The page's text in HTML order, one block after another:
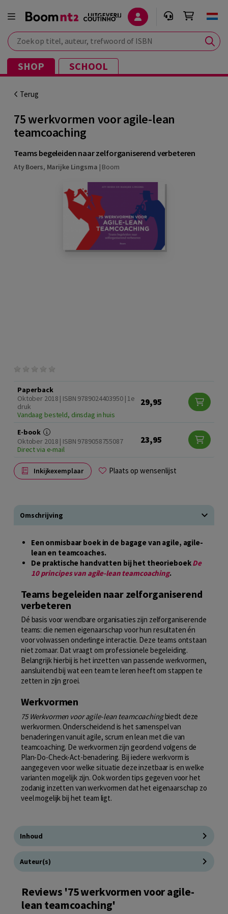
Zoek op titel, auteur, trefwoord of ISBN
SHOP SCHOOL
Terug
75 werkvormen voor agile-lean
teamcoaching
Teams begeleiden naar zelforganiserend verbeteren
Aty Boers, Marijke Lingsma | Boom
Paperback
Oktober 2018 | ISBN 9789024403950 | 1e
druk
Vandaag besteld, dinsdag in huis
29,95
E-book
Oktober 2018 | ISBN 9789058755087
Direct via e-mail
23,95
Inkijkexemplaar Plaats op wensenlijst
Omschrijving
Een onmisbaar boek in de bagage van agile, agile-
lean en teamcoaches.
De praktische handvatten bij het theorieboekDe
10 principes van agile-lean teamcoaching.
Teams begeleiden naar zelforganiserend
verbeteren
Dé basis voor wendbare organisaties zijn zelforganiserende
teams: die nemen eigenaarschap voor hun resultaten én
voor volwassen onderlinge interactie. Deze teams ontstaan
niet zomaar. Dat vraagt om professionele begeleiding.
Belangrijk hierbij is het inzetten van passende werkvormen,
aansluitend bij wat een team te leren heeft om stappen te
zetten in zijn groei.
Werkvormen
75 Werkvormen voor agile-lean teamcoachingbiedt deze
werkvormen. Onderscheidend is het samenspel van
benaderingen vanuit agile, scrum en lean met die van
teamcoaching. De werkvormen zijn geordend volgens de
Plan-Do-Check-Act-benadering. Bij iedere werkvorm is
aangegeven voor welke situatie deze inzetbaar is en welke
varianten mogelijk zijn. Ook worden tips gegeven voor het
zodanig inzetten van werkvormen dat het eigenaarschap zo
veel mogelijk bij het team ligt.
Inhoud
Auteur(s)
Reviews '75 werkvormen voor agile-
lean teamcoaching'